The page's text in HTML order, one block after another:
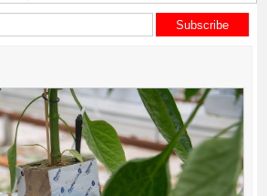
Subscribe